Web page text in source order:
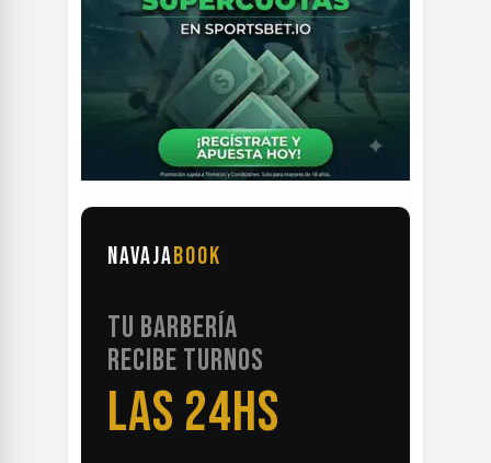
NAVAJABOOK
TU BARBERÍA
RECIBE TURNOS
LAS 24HS